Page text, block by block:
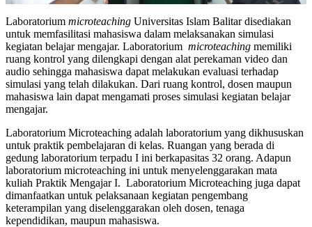
Laboratorium microteaching Universitas Islam Balitar disediakan
untuk memfasilitasi mahasiswa dalam melaksanakan simulasi
kegiatan belajar mengajar. Laboratorium microteaching memiliki
ruang kontrol yang dilengkapi dengan alat perekaman video dan
audio sehingga mahasiswa dapat melakukan evaluasi terhadap
simulasi yang telah dilakukan. Dari ruang kontrol, dosen maupun
mahasiswa lain dapat mengamati proses simulasi kegiatan belajar
mengajar.
Laboratorium Microteaching adalah laboratorium yang dikhususkan
untuk praktik pembelajaran di kelas. Ruangan yang berada di
gedung laboratorium terpadu I ini berkapasitas 32 orang. Adapun
laboratorium microteaching ini untuk menyelenggarakan mata
kuliah Praktik Mengajar I. Laboratorium Microteaching juga dapat
dimanfaatkan untuk pelaksanaan kegiatan pengembang
keterampilan yang diselenggarakan oleh dosen, tenaga
kependidikan, maupun mahasiswa.